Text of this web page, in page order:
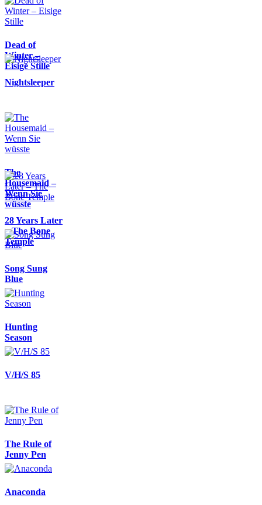
Dead of
Winter –
Eisige Stille
Nightsleeper
The
Housemaid –
Wenn Sie
wüsste
28 Years Later
– The Bone
Temple
Song Sung
Blue
Hunting
Season
V/H/S 85
The Rule of
Jenny Pen
Anaconda